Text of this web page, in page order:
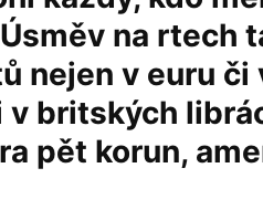
na rtech
nejen v euru či
britských
pět korun,